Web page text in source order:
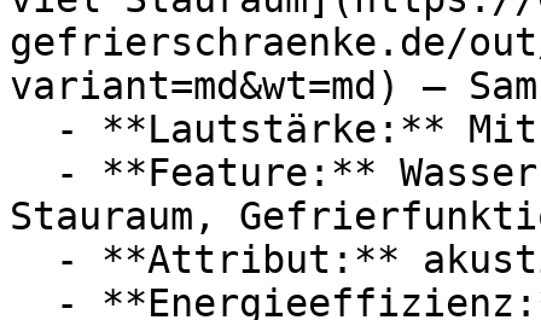
gefrierschraenke.de/
variant=md&wt=md) —
Stauraum,